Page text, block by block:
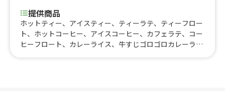
提供商品
ホットティー、アイスティー、ティーラテ、ティーフロー
ト、ホットコーヒー、アイスコーヒー、カフェラテ、コー
ヒーフロート、カレーライス、牛すじゴロゴロカレーライ